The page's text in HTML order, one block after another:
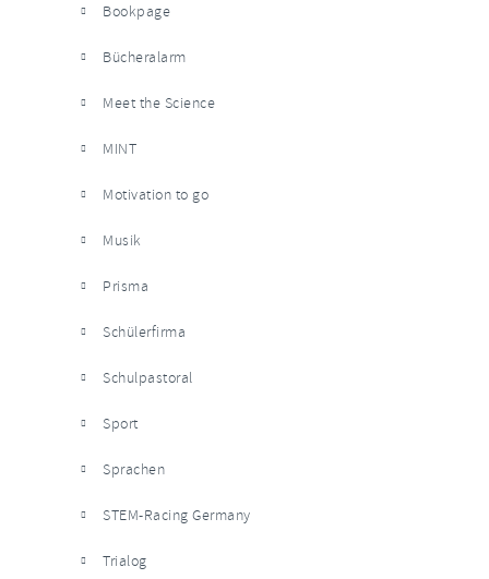
Bookpage
Bücheralarm
Meet the Science
MINT
Motivation to go
Musik
Prisma
Schülerfirma
Schulpastoral
Sport
Sprachen
STEM-Racing Germany
Trialog